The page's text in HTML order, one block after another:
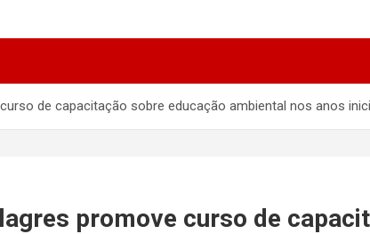
de capacitação sobre educação ambiental nos anos
promove curso de